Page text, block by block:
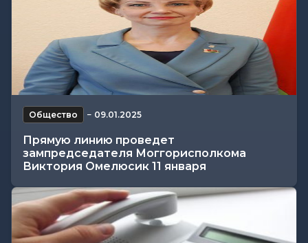
Общество − 09.01.2025
Прямую линию проведет
зампредседателя Моггорисполкома
Виктория Омелюсик 11 января